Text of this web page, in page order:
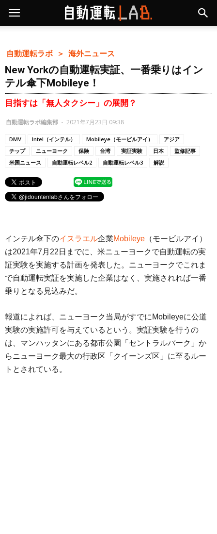
自動運転ラボ ＞ 海外ニュース
New Yorkの自動運転実証、一番乗りはイン
テル傘下Mobileye！
目指すは「無人タクシー」の展開？
自動運転ラボ編集部 - 2021年7月23日 09:38
DMV Intel（インテル） Mobileye（モービルアイ）
アジア
チップ
ニューヨーク 保険 台湾 実証実験 日本
監修記事
米国ニュース
自動運転レベル2 自動運転レベル3 解説
インテル傘下のイスラエル企業Mobileye （モービルアイ）
は2021年7月22日までに、米ニューヨークで自動運転の実
証実験を実施する計画を発表した。ニューヨークでこれま
で自動運転実証を実施した企業はなく、実施されれば一番
乗りとなる見込みだ。
報道によれば、ニューヨーク当局がすでにMobileyeに公道
実験の実施許可を与えているという。実証実験を行うの
は、マンハッタンにある都市公園「セントラルパーク」か
らニューヨーク最大の行政区「クイーンズ区」に至るルー
トとされている。